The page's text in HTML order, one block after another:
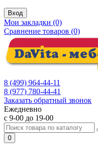
Вход
Мои закладки (0)
Сравнение товаров (0)
8 (499) 964-44-11
8 (977) 780-44-41
Заказать обратный звонок
Ежедневно
с 9-00 до 19-00
0